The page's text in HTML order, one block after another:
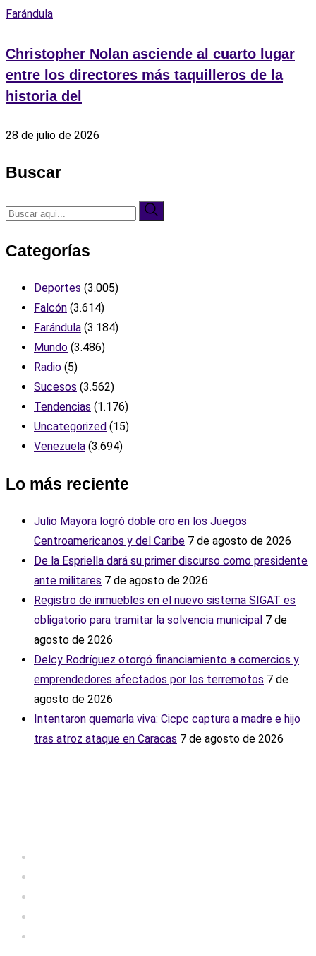
Farándula
Christopher Nolan asciende al cuarto lugar
entre los directores más taquilleros de la
historia del
28 de julio de 2026
Buscar
Categorías
Deportes (3.005)
Falcón (3.614)
Farándula (3.184)
Mundo (3.486)
Radio (5)
Sucesos (3.562)
Tendencias (1.176)
Uncategorized (15)
Venezuela (3.694)
Lo más reciente
Julio Mayora logró doble oro en los Juegos
Centroamericanos y del Caribe 7 de agosto de 2026
De la Espriella dará su primer discurso como presidente
ante militares 7 de agosto de 2026
Registro de inmuebles en el nuevo sistema SIGAT es
obligatorio para tramitar la solvencia municipal 7 de
agosto de 2026
Delcy Rodríguez otorgó financiamiento a comercios y
emprendedores afectados por los terremotos 7 de
agosto de 2026
Intentaron quemarla viva: Cicpc captura a madre e hijo
tras atroz ataque en Caracas 7 de agosto de 2026